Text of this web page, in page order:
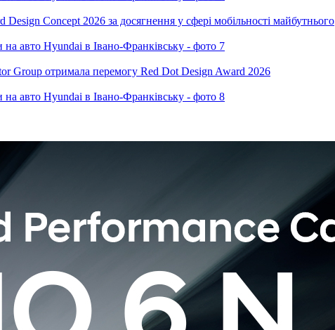
Concept 2026 за досягнення у сфері мобільності майбутнього
Group отримала перемогу Red Dot Design Award 2026